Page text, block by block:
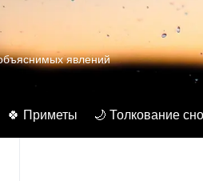
явлений
🍀 Приметы 🌙 Толкование